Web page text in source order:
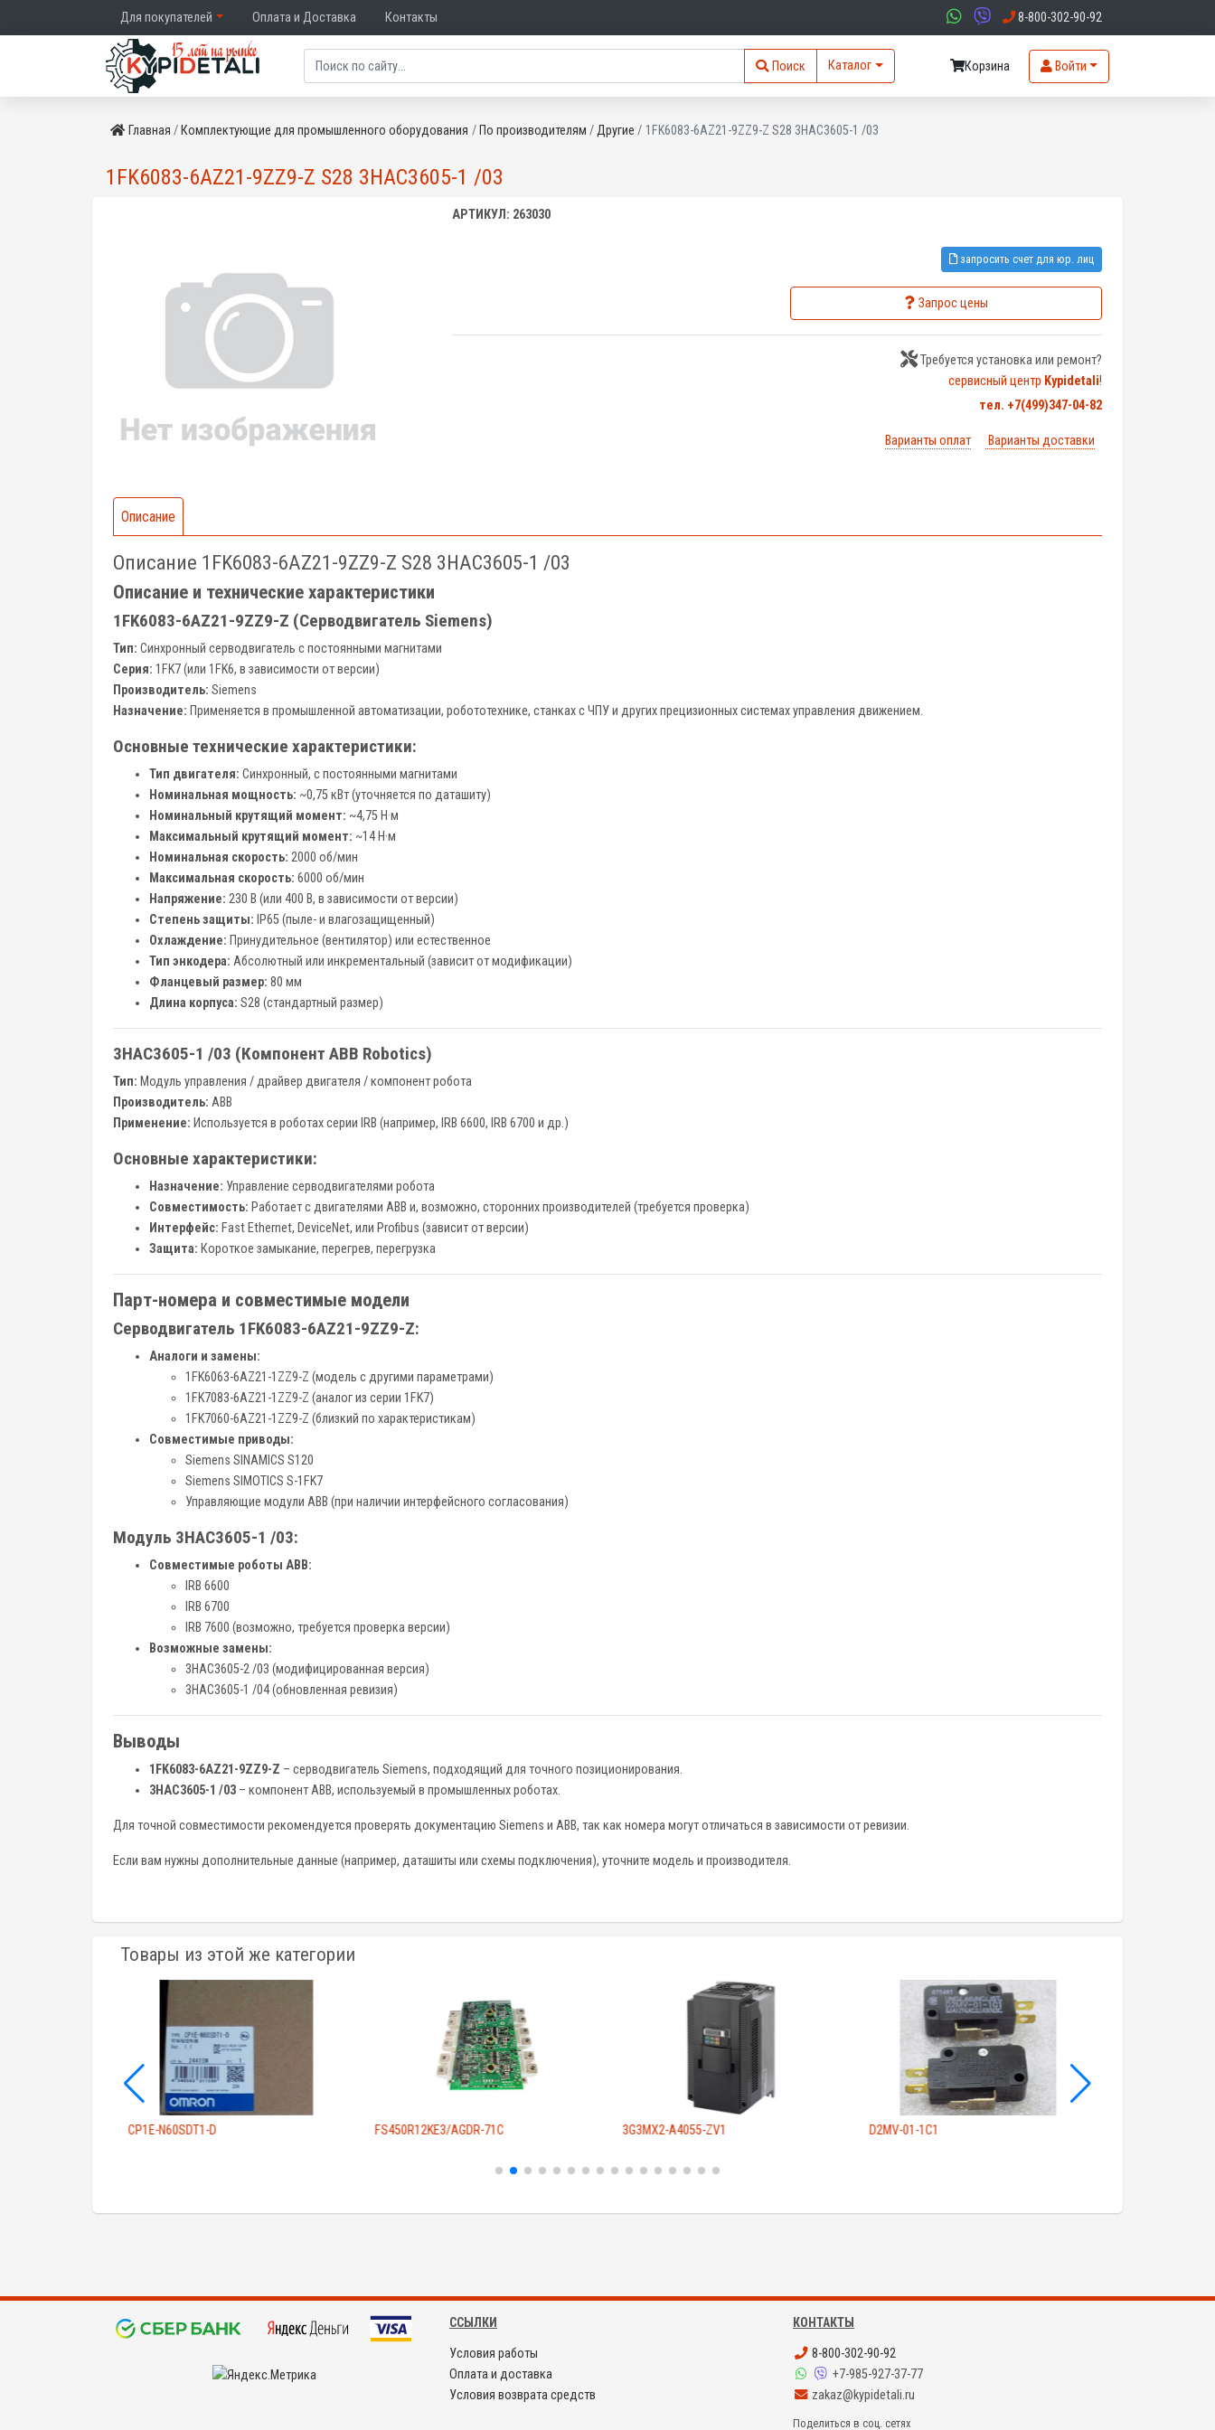
Для покупателей Оплата и Доставка Контакты 8-800-302-90-92
Поиск Каталог Корзина Войти
Главная Комплектующие для промышленного оборудования По производителям Другие 1FK6083-6AZ21-9ZZ9-Z S28 3HAC3605-1 /03
1FK6083-6AZ21-9ZZ9-Z S28 3HAC3605-1 /03
АРТИКУЛ: 263030
запросить счет для юр. лиц
Запрос цены
Требуется установка или ремонт?
сервисный центр Kypidetali!
тел. +7(499)347-04-82
Варианты оплат Варианты доставки
Описание
Описание 1FK6083-6AZ21-9ZZ9-Z S28 3HAC3605-1 /03
Описание и технические характеристики
1FK6083-6AZ21-9ZZ9-Z (Серводвигатель Siemens)
Тип: Синхронный серводвигатель с постоянными магнитами
Серия: 1FK7 (или 1FK6, в зависимости от версии)
Производитель: Siemens
Назначение: Применяется в промышленной автоматизации, робототехнике, станках с ЧПУ и других прецизионных системах управления движением.
Основные технические характеристики:
Тип двигателя: Синхронный, с постоянными магнитами
Номинальная мощность: ~0,75 кВт (уточняется по даташиту)
Номинальный крутящий момент: ~4,75 Н·м
Максимальный крутящий момент: ~14 Н·м
Номинальная скорость: 2000 об/мин
Максимальная скорость: 6000 об/мин
Напряжение: 230 В (или 400 В, в зависимости от версии)
Степень защиты: IP65 (пыле- и влагозащищенный)
Охлаждение: Принудительное (вентилятор) или естественное
Тип энкодера: Абсолютный или инкрементальный (зависит от модификации)
Фланцевый размер: 80 мм
Длина корпуса: S28 (стандартный размер)
3HAC3605-1 /03 (Компонент ABB Robotics)
Тип: Модуль управления / драйвер двигателя / компонент робота
Производитель: ABB
Применение: Используется в роботах серии IRB (например, IRB 6600, IRB 6700 и др.)
Основные характеристики:
Назначение: Управление серводвигателями робота
Совместимость: Работает с двигателями ABB и, возможно, сторонних производителей (требуется проверка)
Интерфейс: Fast Ethernet, DeviceNet, или Profibus (зависит от версии)
Защита: Короткое замыкание, перегрев, перегрузка
Парт-номера и совместимые модели
Серводвигатель 1FK6083-6AZ21-9ZZ9-Z:
Аналоги и замены:
1FK6063-6AZ21-1ZZ9-Z (модель с другими параметрами)
1FK7083-6AZ21-1ZZ9-Z (аналог из серии 1FK7)
1FK7060-6AZ21-1ZZ9-Z (близкий по характеристикам)
Совместимые приводы:
Siemens SINAMICS S120
Siemens SIMOTICS S-1FK7
Управляющие модули ABB (при наличии интерфейсного согласования)
Модуль 3HAC3605-1 /03:
Совместимые роботы ABB:
IRB 6600
IRB 6700
IRB 7600 (возможно, требуется проверка версии)
Возможные замены:
3HAC3605-2 /03 (модифицированная версия)
3HAC3605-1 /04 (обновленная ревизия)
Выводы
1FK6083-6AZ21-9ZZ9-Z – серводвигатель Siemens, подходящий для точного позиционирования.
3HAC3605-1 /03 – компонент ABB, используемый в промышленных роботах.
Для точной совместимости рекомендуется проверять документацию Siemens и ABB, так как номера могут отличаться в зависимости от ревизии.
Если вам нужны дополнительные данные (например, даташиты или схемы подключения), уточните модель и производителя.
Товары из этой же категории
CP1E-N60SDT1-D FS450R12KE3/AGDR-71C 3G3MX2-A4055-ZV1 D2MV-01-1C1
ССЫЛКИ
Условия работы
Оплата и доставка
Условия возврата средств
КОНТАКТЫ
8-800-302-90-92
+7-985-927-37-77
zakaz@kypidetali.ru
Поделиться в соц. сетях